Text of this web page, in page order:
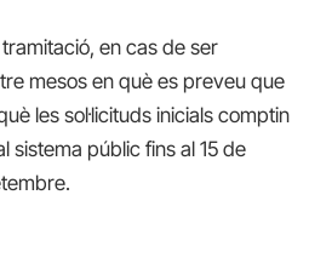
en cas de ser
mesosen què es preveu que
les sol·licituds inicials comptin
sistema públic fins al 15 de